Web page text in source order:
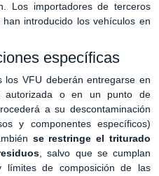
Los importadores de terceros
introducido los vehículos en
específicas
los VFU deberán entregarse en
autorizada o en un punto de
a su descontaminación
y componentes específicos)
se restringe el triturado
, salvo que se cumplan
límites de composición de las